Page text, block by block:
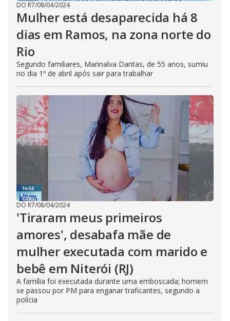
DO R7/08/04/2024
Mulher está desaparecida há 8
dias em Ramos, na zona norte do
Rio
Segundo familiares, Marinalva Dantas, de 55 anos, sumiu
no dia 1º de abril após sair para trabalhar
DO R7/08/04/2024
'Tiraram meus primeiros
amores', desabafa mãe de
mulher executada com marido e
bebê em Niterói (RJ)
A família foi executada durante uma emboscada; homem
se passou por PM para enganar traficantes, segundo a
polícia